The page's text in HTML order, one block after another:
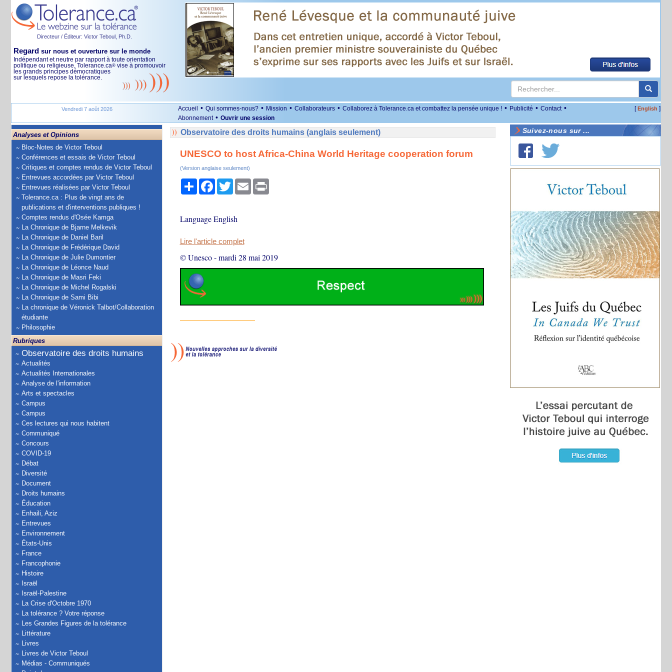
Directeur / Éditeur: Victor Teboul, Ph.D.
Regard sur nous et ouverture sur le monde
Indépendant et neutre par rapport à toute orientation
politique ou religieuse, Tolerance.ca® vise à promouvoir
les grands principes démocratiques
sur lesquels repose la tolérance.
Vendredi 7 août 2026 Accueil • Qui sommes-nous? • Mission • Collaborateurs • Collaborez à Tolerance.ca et combattez la pensée unique ! • Publicité • Contact •
Abonnement • Ouvrir une session
[English ]
Analyses et Opinions
Bloc-Notes de Victor Teboul
Conférences et essais de Victor Teboul
Critiques et comptes rendus de Victor Teboul
Entrevues accordées par Victor Teboul
Entrevues réalisées par Victor Teboul
Tolerance.ca : Plus de vingt ans de
publications et d'interventions publiques !
Comptes rendus d'Osée Kamga
La Chronique de Bjarne Melkevik
La Chronique de Daniel Baril
La Chronique de Frédérique David
La Chronique de Julie Dumontier
La Chronique de Léonce Naud
La Chronique de Masri Feki
La Chronique de Michel Rogalski
La Chronique de Sami Bibi
La chronique de Véronick Talbot/Collaboration
étudiante
Philosophie
Rubriques
Observatoire des droits humains
Actualités
Actualités Internationales
Analyse de l'information
Arts et spectacles
Campus
Campus
Ces lectures qui nous habitent
Communiqué
Concours
COVID-19
Débat
Diversité
Document
Droits humains
Éducation
Enhaili, Aziz
Entrevues
Environnement
États-Unis
France
Francophonie
Histoire
Israël
Israël-Palestine
La Crise d'Octobre 1970
La tolérance ? Votre réponse
Les Grandes Figures de la tolérance
Littérature
Livres
Livres de Victor Teboul
Médias - Communiqués
Observatoire des droits humains (anglais seulement)
UNESCO to host Africa-China World Heritage cooperation forum
(Version anglaise seulement)
PartagerFacebook
TwitterEmail Print
Language English
Lire l'article complet
© Unesco-mardi 28 mai 2019
Suivez-nous sur ...